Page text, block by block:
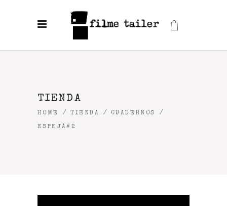
TIENDA
HOME / TIENDA / CUADERNOS /
ESPEJA#2